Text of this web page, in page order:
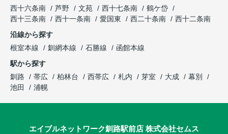
西十六条南
芦野 文苑 西十七条南
鶴ケ岱
西十三条南
西十一条南 愛国東 西二十条南
西十二条南
沿線から探す
根室本線
釧網本線 石勝線
函館本線
駅から探す
釧路
帯広 柏林台 西帯広 札内 芽室 大成
幕別
池田
浦幌
エイブルネットワーク釧路駅前店 株式会社セムス